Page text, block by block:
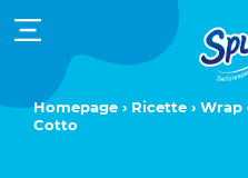
Homepage› Ricette›
Cotto